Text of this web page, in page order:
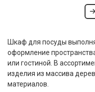
Шкаф для посуды
оформление
или гостиной. В
изделия из массива
материалов.